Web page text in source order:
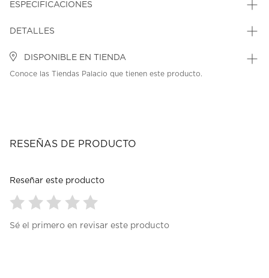
ESPECIFICACIONES
DETALLES
DISPONIBLE EN TIENDA
Conoce las Tiendas Palacio que tienen este producto.
RESEÑAS DE PRODUCTO
Reseñar este producto
paraparaparaparapara
Sé el primero en revisar este producto